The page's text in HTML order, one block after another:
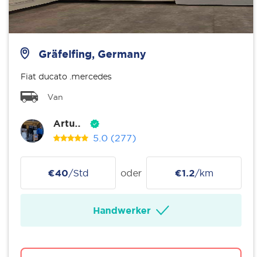
Gräfelfing, Germany
Fiat ducato .mercedes
Van
Artu..
5.0 (277)
€40/Std oder €1.2/km
Handwerker